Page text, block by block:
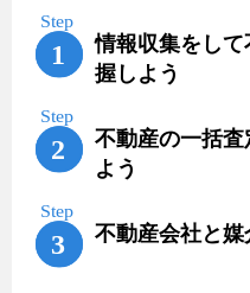
情報収集をし
握しよう
不動産の一括
よう
不動産会社と媒